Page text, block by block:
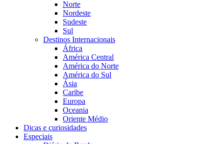
Norte
Nordeste
Sudeste
Sul
Destinos Internacionais
África
América Central
América do Norte
América do Sul
Ásia
Caribe
Europa
Oceania
Oriente Médio
Dicas e curiosidades
Especiais